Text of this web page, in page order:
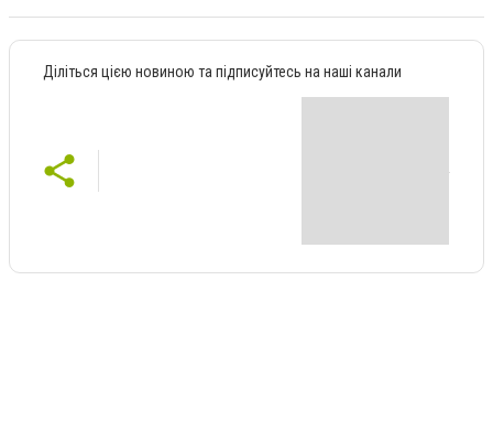
Діліться цією новиною та підписуйтесь на наші канали